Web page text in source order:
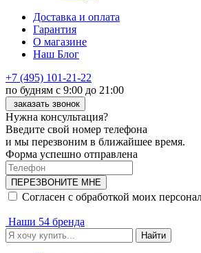
Доставка и оплата
Гарантия
О магазине
Наш Блог
+7 (495) 101-21-22
по будням с 9:00 до 21:00
заказать звонок
Нужна консультация?
Введите свой номер телефона
и мы перезвоним в ближайшее время.
Форма успешно отправлена
ПЕРЕЗВОНИТЕ МНЕ
Согласен с обработкой моих
Наши 54 бренда
Найти